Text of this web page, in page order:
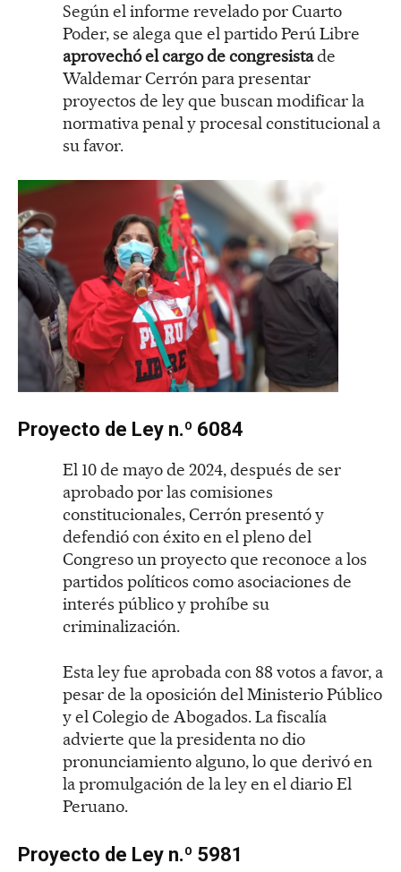
Según el informe revelado por Cuarto
Poder, se alega que el partido Perú Libre
aprovechó el cargo de congresistade
Waldemar Cerrón para presentar
proyectos de ley que buscan modificar la
normativa penal y procesal constitucional a
su favor.
Proyecto de Ley n.º 6084
El 10 de mayo de 2024, después de ser
aprobado por las comisiones
constitucionales, Cerrón presentó y
defendió con éxito en el pleno del
Congreso un proyecto que reconoce a los
partidos políticos como asociaciones de
interés público y prohíbe su
criminalización.
Esta ley fue aprobada con 88 votos a favor, a
pesar de la oposición del Ministerio Público
y el Colegio de Abogados. La fiscalía
advierte que la presidenta no dio
pronunciamiento alguno, lo que derivó en
la promulgación de la ley en el diario El
Peruano.
Proyecto de Ley n.º 5981